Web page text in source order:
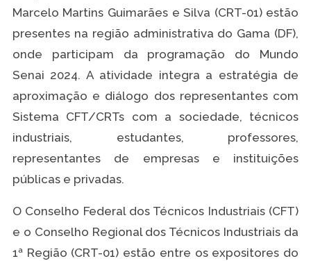
Marcelo Martins Guimarães e Silva (CRT-01) estão
presentes na região administrativa do Gama (DF),
onde participam da programação do Mundo
Senai 2024. A atividade integra a estratégia de
aproximação e diálogo dos representantes com
Sistema CFT/CRTs com a sociedade, técnicos
industriais, estudantes, professores,
representantes de empresas e instituições
públicas e privadas.
O Conselho Federal dos Técnicos Industriais (CFT)
e o Conselho Regional dos Técnicos Industriais da
1ª Região (CRT-01) estão entre os expositores do